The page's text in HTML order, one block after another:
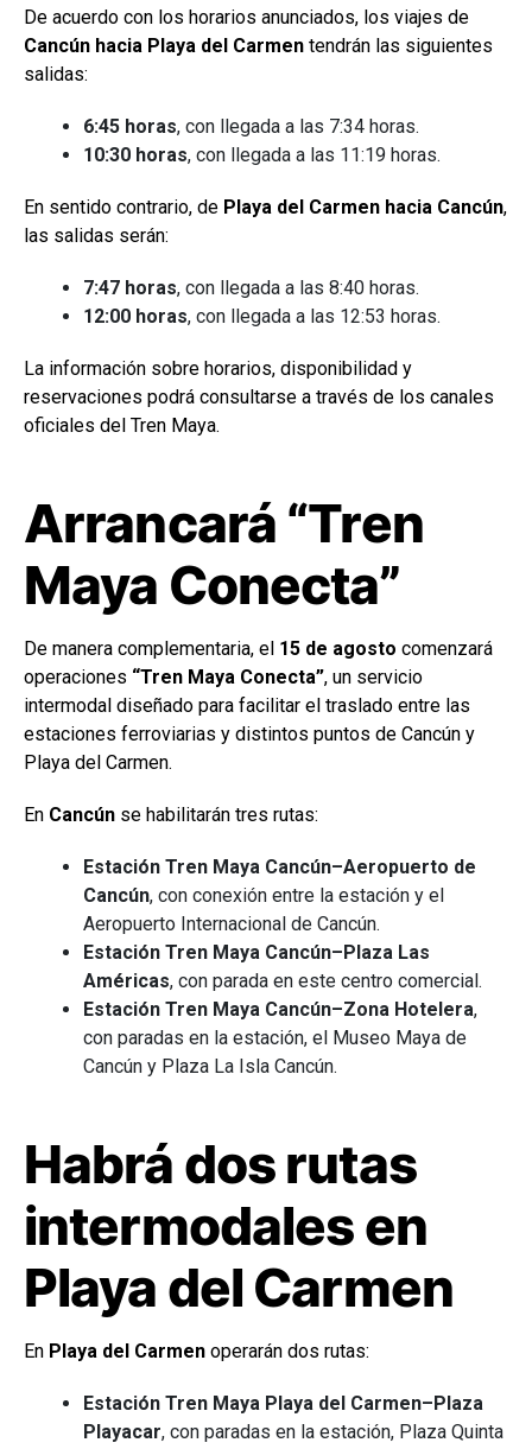
De acuerdo con los horarios anunciados, los viajes de
Cancún hacia Playa del Carmen tendrán las siguientes
salidas:
6:45 horas, con llegada a las 7:34 horas.
10:30 horas, con llegada a las 11:19 horas.
En sentido contrario, de Playa del Carmen hacia Cancún,
las salidas serán:
7:47 horas, con llegada a las 8:40 horas.
12:00 horas, con llegada a las 12:53 horas.
La información sobre horarios, disponibilidad y
reservaciones podrá consultarse a través de los canales
oficiales del Tren Maya.
Arrancará “Tren
Maya Conecta”
De manera complementaria, el 15 de agosto comenzará
operaciones “Tren Maya Conecta”, un servicio
intermodal diseñado para facilitar el traslado entre las
estaciones ferroviarias y distintos puntos de Cancún y
Playa del Carmen.
En Cancún se habilitarán tres rutas:
Estación Tren Maya Cancún–Aeropuerto de
Cancún, con conexión entre la estación y el
Aeropuerto Internacional de Cancún.
Estación Tren Maya Cancún–Plaza Las
Américas, con parada en este centro comercial.
Estación Tren Maya Cancún–Zona Hotelera,
con paradas en la estación, el Museo Maya de
Cancún y Plaza La Isla Cancún.
Habrá dos rutas
intermodales en
Playa del Carmen
En Playa del Carmen operarán dos rutas:
Estación Tren Maya Playa del Carmen–Plaza
Playacar, con paradas en la estación, Plaza Quinta